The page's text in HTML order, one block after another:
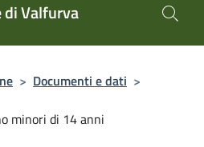
di Valfurva
> Documenti e dati >
minori di 14 anni